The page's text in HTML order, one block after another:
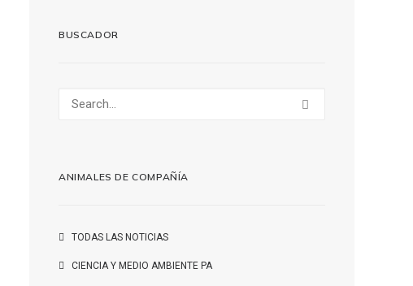
BUSCADOR
ANIMALES DE COMPAÑÍA
TODAS LAS NOTICIAS
CIENCIA Y MEDIO AMBIENTE PA